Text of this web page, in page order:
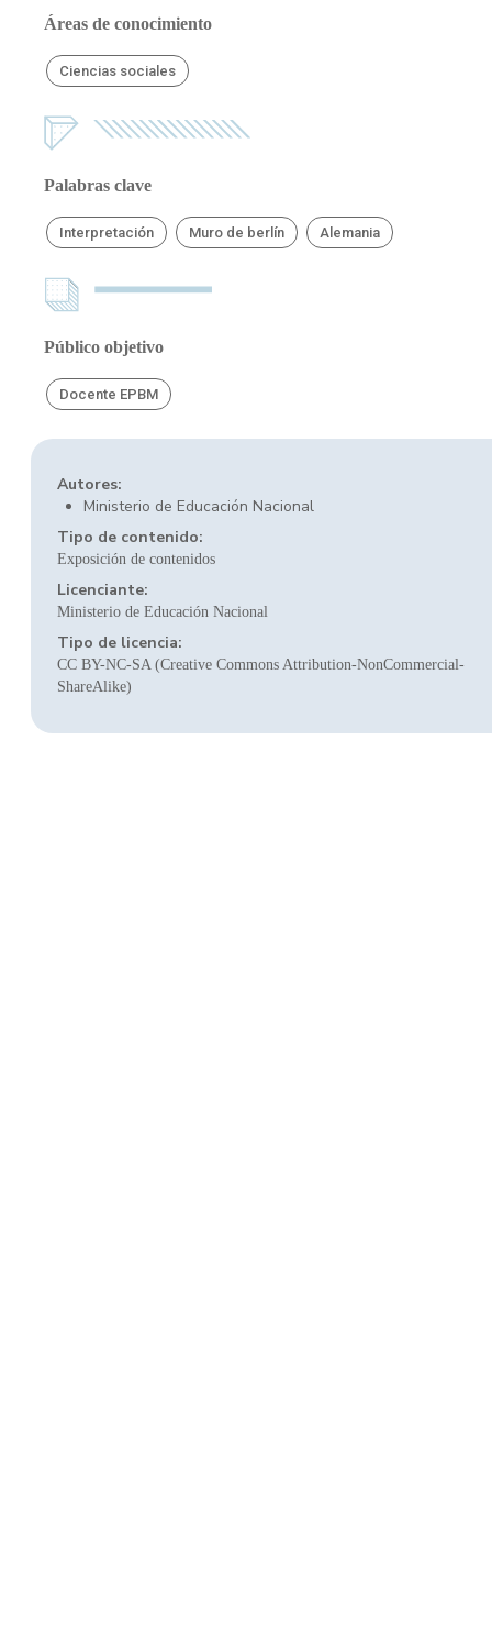
Áreas de conocimiento
Ciencias sociales
Palabras clave
Interpretación Muro de berlín Alemania
Público objetivo
Docente EPBM
Autores:
Ministerio de Educación Nacional
Tipo de contenido:
Exposición de contenidos
Licenciante:
Ministerio de Educación Nacional
Tipo de licencia:
CC BY-NC-SA (Creative Commons Attribution-NonCommercial-
ShareAlike)